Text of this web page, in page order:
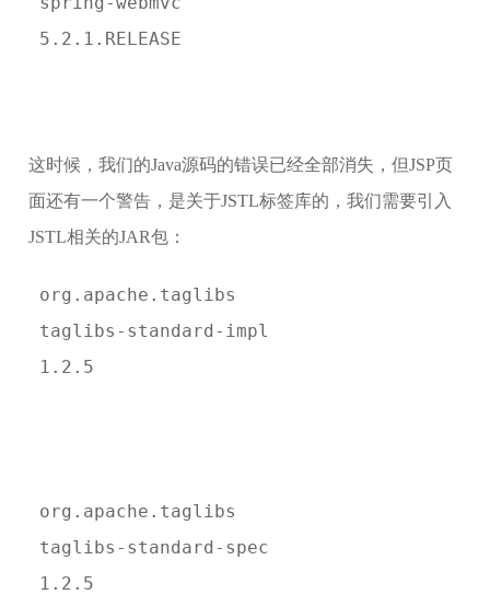
5.2.1.RELEASE
这时候，我们的Java源码的错误已经全部消失，但JSP页
面还有一个警告，是关于JSTL标签库的，我们需要引入
JSTL相关的JAR包：
org.apache.taglibs
taglibs-standard-impl
1.2.5
org.apache.taglibs
taglibs-standard-spec
1.2.5